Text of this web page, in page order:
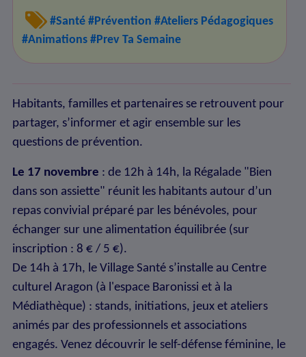
#Santé #Prévention #Ateliers Pédagogiques
#Animations #Prev Ta Semaine
Habitants, familles et partenaires se retrouvent pour
partager, s’informer et agir ensemble sur les
questions de prévention.
Le 17 novembre : de 12h à 14h, la Régalade "Bien
dans son assiette" réunit les habitants autour d’un
repas convivial préparé par les bénévoles, pour
échanger sur une alimentation équilibrée (sur
inscription : 8 € / 5 €).
De 14h à 17h, le Village Santé s’installe au Centre
culturel Aragon (à l'espace Baronissi et à la
Médiathèque) : stands, initiations, jeux et ateliers
animés par des professionnels et associations
engagés. Venez découvrir le self-défense féminine, le